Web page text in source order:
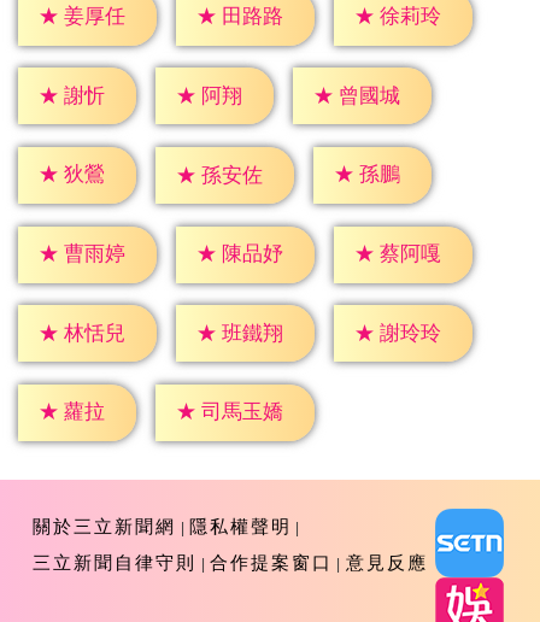
★ 姜厚任 ★ 田路路 ★ 徐莉玲
★ 謝忻 ★ 阿翔 ★ 曾國城
★ 狄鶯 ★ 孫安佐 ★ 孫鵬
★ 曹雨婷 ★ 陳品妤 ★ 蔡阿嘎
★ 林恬兒 ★ 班鐵翔 ★ 謝玲玲
★ 蘿拉 ★ 司馬玉嬌
關於三立新聞網
隱私權聲明
三立新聞自律守則
合作提案窗口 意見反應